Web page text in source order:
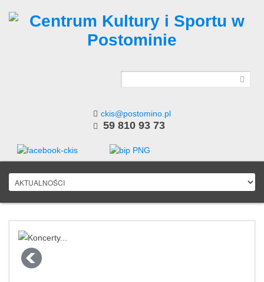
ckis@postomino.pl
59 810 93 73